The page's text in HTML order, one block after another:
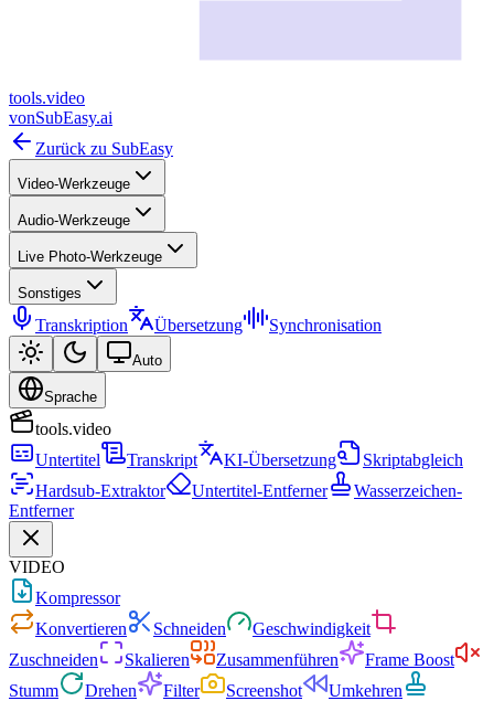
tools.video
vonSubEasy.ai
Zurück zu SubEasy
Video-Werkzeuge
Audio-Werkzeuge
Live Photo-Werkzeuge
Sonstiges
Transkription Übersetzung Synchronisation
Auto
Sprache
tools.video
Untertitel
Transkript KI-Übersetzung
Skriptabgleich
Hardsub-Extraktor
Untertitel-Entferner
Wasserzeichen-
Entferner
VIDEO
Kompressor
Konvertieren
Schneiden
Geschwindigkeit
Zuschneiden
Skalieren Zusammenführen
Frame Boost
Stumm
Drehen Filter Screenshot
Umkehren